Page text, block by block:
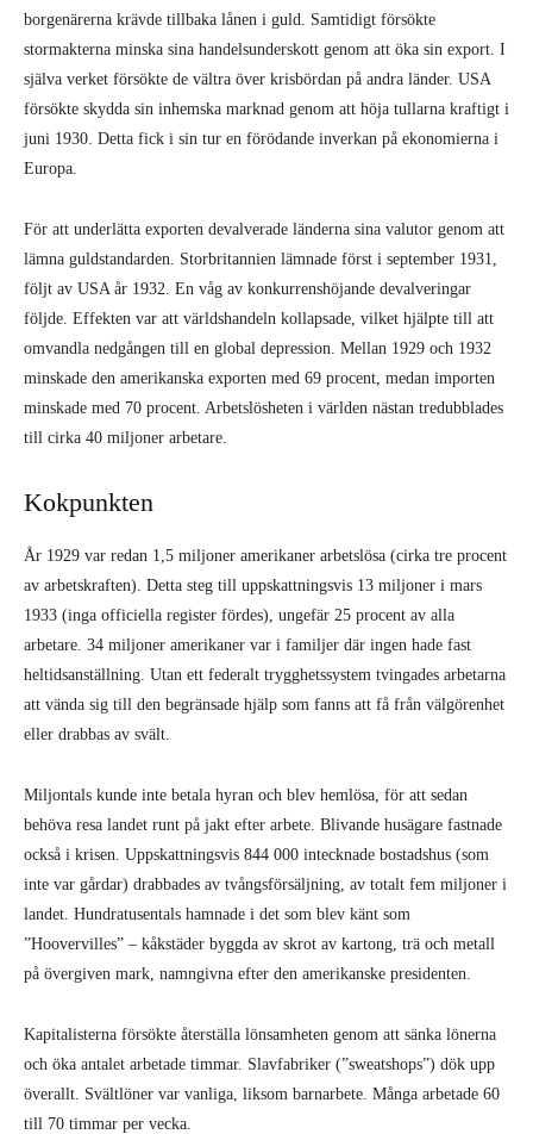
borgenärerna krävde tillbaka lånen i guld. Samtidigt försökte
stormakterna minska sina handelsunderskott genom att öka sin export. I
själva verket försökte de vältra över krisbördan på andra länder. USA
försökte skydda sin inhemska marknad genom att höja tullarna kraftigt i
juni 1930. Detta fick i sin tur en förödande inverkan på ekonomierna i
Europa.
För att underlätta exporten devalverade länderna sina valutor genom att
lämna guldstandarden. Storbritannien lämnade först i september 1931,
följt av USA år 1932. En våg av konkurrenshöjande devalveringar
följde. Effekten var att världshandeln kollapsade, vilket hjälpte till att
omvandla nedgången till en global depression. Mellan 1929 och 1932
minskade den amerikanska exporten med 69 procent, medan importen
minskade med 70 procent. Arbetslösheten i världen nästan tredubblades
till cirka 40 miljoner arbetare.
Kokpunkten
År 1929 var redan 1,5 miljoner amerikaner arbetslösa (cirka tre procent
av arbetskraften). Detta steg till uppskattningsvis 13 miljoner i mars
1933 (inga officiella register fördes), ungefär 25 procent av alla
arbetare. 34 miljoner amerikaner var i familjer där ingen hade fast
heltidsanställning. Utan ett federalt trygghetssystem tvingades arbetarna
att vända sig till den begränsade hjälp som fanns att få från välgörenhet
eller drabbas av svält.
Miljontals kunde inte betala hyran och blev hemlösa, för att sedan
behöva resa landet runt på jakt efter arbete. Blivande husägare fastnade
också i krisen. Uppskattningsvis 844 000 intecknade bostadshus (som
inte var gårdar) drabbades av tvångsförsäljning, av totalt fem miljoner i
landet. Hundratusentals hamnade i det som blev känt som
”Hoovervilles” – kåkstäder byggda av skrot av kartong, trä och metall
på övergiven mark, namngivna efter den amerikanske presidenten.
Kapitalisterna försökte återställa lönsamheten genom att sänka lönerna
och öka antalet arbetade timmar. Slavfabriker (”sweatshops”) dök upp
överallt. Svältlöner var vanliga, liksom barnarbete. Många arbetade 60
till 70 timmar per vecka.